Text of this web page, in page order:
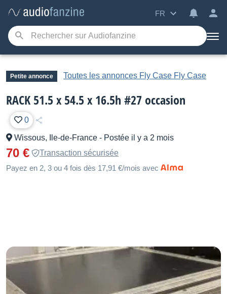
FR
Petite annonce Toutes les annonces Fly Case Fly Case
RACK 51.5 x 54.5 x 16.5h #27 occasion
0
Wissous, Ile-de-France - Postée il y a 2 mois
70 €
Transaction sécurisée
Payez en 2, 3 ou 4 fois dès 17,91 €/mois avec